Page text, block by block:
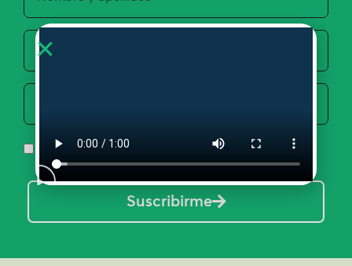
Acepto la Política de Privacidad y Uso de Datos
Suscribirme